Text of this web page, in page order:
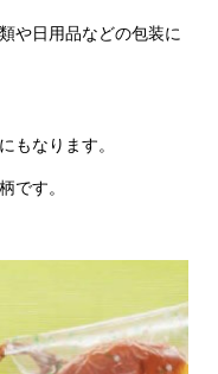
や日用品などの包装に
もなります。
です。